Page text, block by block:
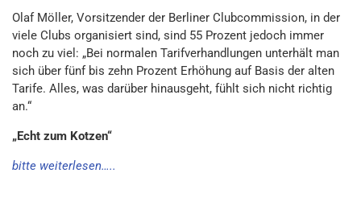
Olaf Möller, Vorsitzender der Berliner Clubcommission, in der
viele Clubs organisiert sind, sind 55 Prozent jedoch immer
noch zu viel: „Bei normalen Tarifverhandlungen unterhält man
sich über fünf bis zehn Prozent Erhöhung auf Basis der alten
Tarife. Alles, was darüber hinausgeht, fühlt sich nicht richtig
an.“
„Echt zum Kotzen“
bitte weiterlesen…..